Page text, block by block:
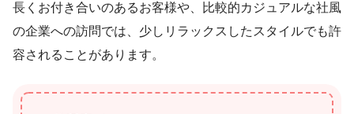
長くお付き合いのあるお客様や、比較的カジュアルな社風
の企業への訪問では、少しリラックスしたスタイルでも許
容されることがあります。